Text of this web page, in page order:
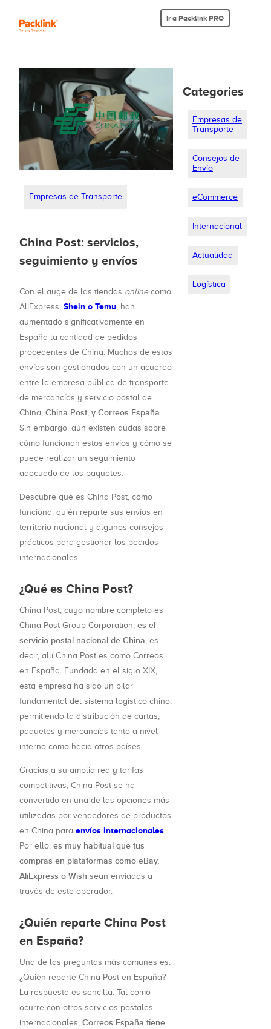
Ir a Packlink PRO
Empresas de Transporte
China Post: servicios,
seguimiento y envíos
Con el auge de las tiendas onlinecomo
AliExpress, Shein o Temu, han
aumentado significativamente en
España la cantidad de pedidos
procedentes de China. Muchos de estos
envíos son gestionados con un acuerdo
entre la empresa pública de transporte
de mercancías y servicio postal de
China, China Post, y Correos España.
Sin embargo, aún existen dudas sobre
cómo funcionan estos envíos y cómo se
puede realizar un seguimiento
adecuado de los paquetes.
Descubre qué es China Post, cómo
funciona, quién reparte sus envíos en
territorio nacional y algunos consejos
prácticos para gestionar los pedidos
internacionales.
¿Qué es China Post?
China Post, cuyo nombre completo es
China Post Group Corporation, es el
servicio postal nacional de China, es
decir, allí China Post es como Correos
en España. Fundada en el siglo XIX,
esta empresa ha sido un pilar
fundamental del sistema logístico chino,
permitiendo la distribución de cartas,
paquetes y mercancías tanto a nivel
interno como hacia otros países.
Gracias a su amplia red y tarifas
competitivas, China Post se ha
convertido en una de las opciones más
utilizadas por vendedores de productos
en China para envíos internacionales.
Por ello, es muy habitual que tus
compras en plataformas como eBay,
AliExpress o Wish sean enviadas a
través de este operador.
¿Quién reparte China Post
en España?
Una de las preguntas más comunes es:
¿Quién reparte China Post en España?
La respuesta es sencilla. Tal como
ocurre con otros servicios postales
internacionales, Correos España tiene
Categories
Empresas de
Transporte
Consejos de
Envío
eCommerce
Internacional
Actualidad
Logística